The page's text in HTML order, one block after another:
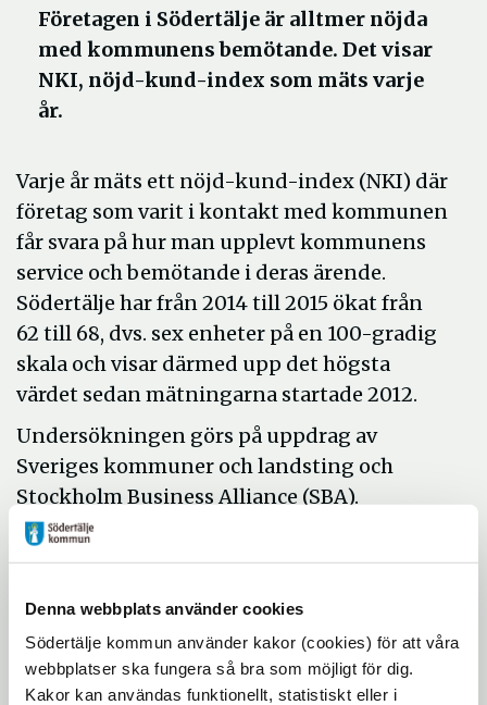
Denna webbplats använder cookies
Södertälje kommun använder kakor (cookies) för att våra
webbplatser ska fungera så bra som möjligt för dig.
Kakor kan användas funktionellt, statistiskt eller i
Företagen i Södertälje är alltmer nöjda
med kommunens bemötande. Det visar
NKI, nöjd-kund-index som mäts varje
år.
Varje år mäts ett nöjd-kund-index (NKI) där
företag som varit i kontakt med kommunen
får svara på hur man upplevt kommunens
service och bemötande i deras ärende.
Södertälje har från 2014 till 2015 ökat från
62 till 68, dvs. sex enheter på en 100-gradig
skala och visar därmed upp det högsta
värdet sedan mätningarna startade 2012.
Undersökningen görs på uppdrag av
Sveriges kommuner och landsting och
Stockholm Business Alliance (SBA).
– Hela samhället tjänar på ett starkt
näringsliv och kommunen har självklart en
viktig roll att bidra till ett starkt
mycket på service och bemötande och ser
NKI som ett bra verktyg för att se vad vi gör